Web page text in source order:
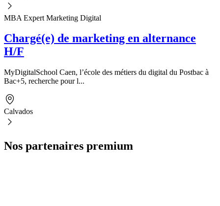
MBA Expert Marketing Digital
Chargé(e) de marketing en alternance
H/F
MyDigitalSchool Caen, l’école des métiers du digital du Postbac à
Bac+5, recherche pour l...
Calvados
Nos partenaires premium